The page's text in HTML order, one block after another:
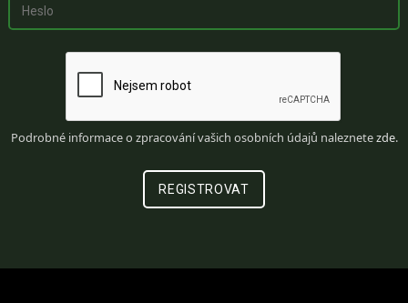
Podrobné informace o zpracování vašich osobních údajů naleznetezde.